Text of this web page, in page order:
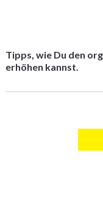
Tipps, wie Du den
erhöhen kannst.